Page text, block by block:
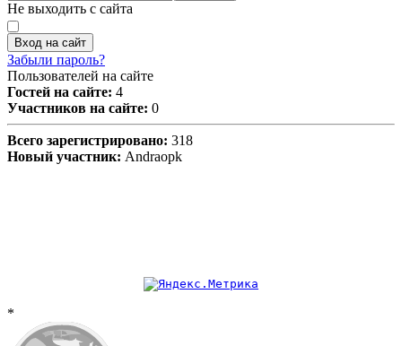
Не выходить с сайта
Вход на сайт
Забыли пароль?
Пользователей на сайте
Гостей на сайте: 4
Участников на сайте: 0
Всего зарегистрировано: 318
Новый участник: Andraopk
*